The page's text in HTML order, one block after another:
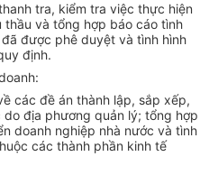
tra, kiểm tra việc thực hiện
và tổng hợp báo cáo tình
được phê duyệt và tình hình
định.
các đề án thành lập, sắp xếp,
địa phương quản lý; tổng hợp
doanh nghiệp nhà nước và tình
các thành phần kinh tế